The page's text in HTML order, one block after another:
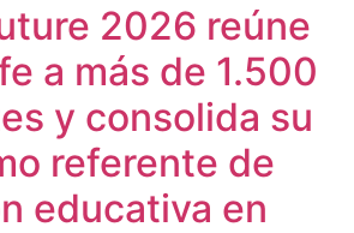
2026 reúne
a más de 1.500
y consolida su
referente de
educativa en